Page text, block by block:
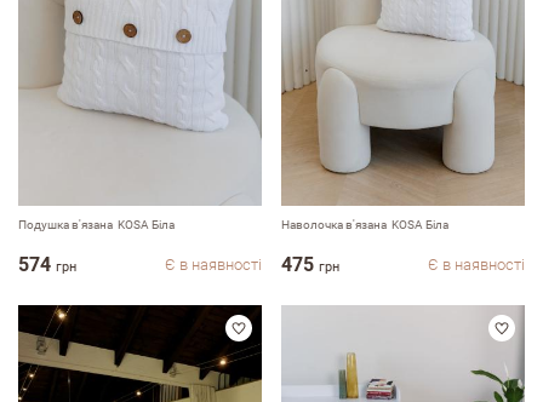
Подушка в'язана KOSA Біла
574 грн Є в наявності
Наволочка в'язана KOSA Біла
475 грн Є в наявності